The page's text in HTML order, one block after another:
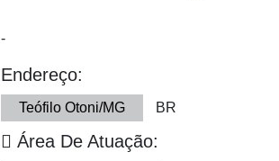
-
Endereço:
Teófilo Otoni/MG BR
Área De Atuação: